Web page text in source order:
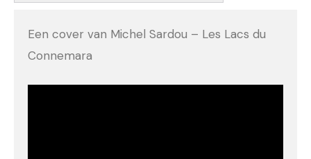
Een cover van Michel Sardou – Les Lacs du
Connemara